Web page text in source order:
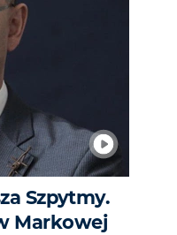
Szpytmy.
Markowej